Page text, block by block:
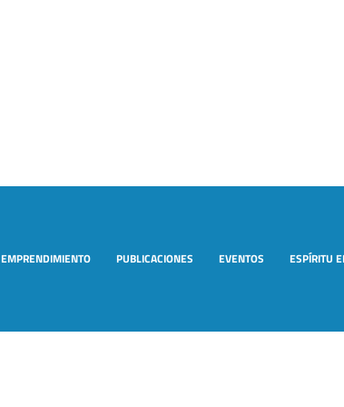
EMPRENDIMIENTO PUBLICACIONES EVENTOS ESPÍRITU